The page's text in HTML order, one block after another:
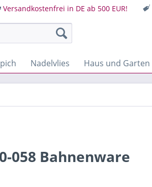
Versandkostenfrei in DE ab 500 EUR!
Nadelvlies Haus und Garten
058 Bahnenware